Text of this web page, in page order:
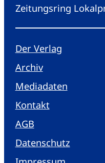
Zeitungsring
Der Verlag
Archiv
Mediadaten
Kontakt
AGB
Datenschutz